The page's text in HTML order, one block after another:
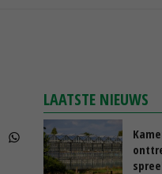
LAATSTE NIEUWS